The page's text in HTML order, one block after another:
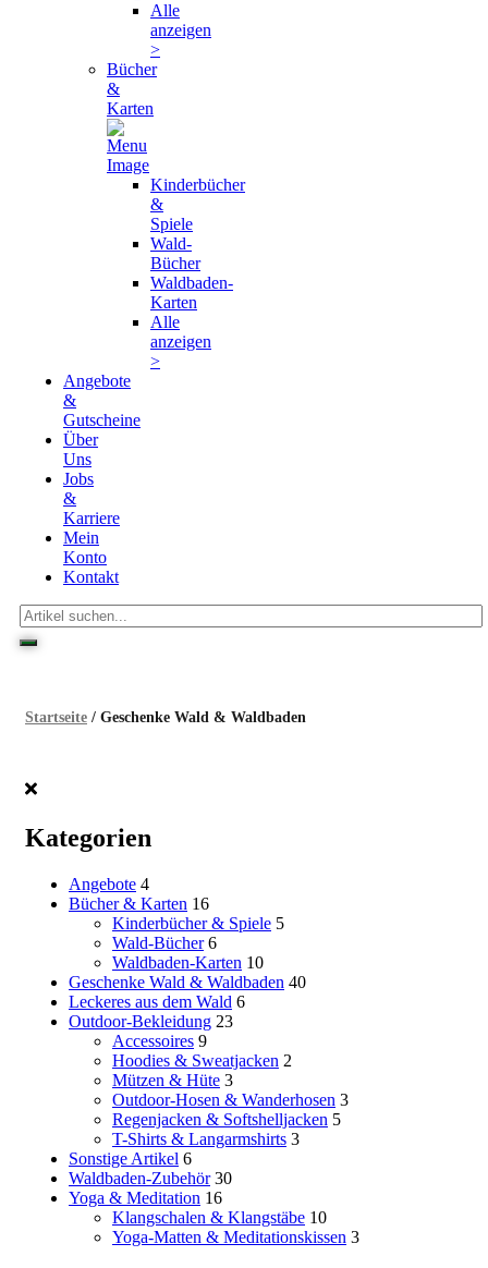
Alle
anzeigen
>
Bücher
&
Karten
Kinderbücher
&
Spiele
Wald-
Bücher
Waldbaden-
Karten
Alle
anzeigen
>
Angebote
&
Gutscheine
Über
Uns
Jobs
&
Karriere
Mein
Konto
Kontakt
Startseite / Geschenke Wald & Waldbaden
Kategorien
Angebote 4
Bücher & Karten 16
Kinderbücher & Spiele 5
Wald-Bücher 6
Waldbaden-Karten 10
Geschenke Wald & Waldbaden 40
Leckeres aus dem Wald 6
Outdoor-Bekleidung 23
Accessoires 9
Hoodies & Sweatjacken 2
Mützen & Hüte 3
Outdoor-Hosen & Wanderhosen 3
Regenjacken & Softshelljacken 5
T-Shirts & Langarmshirts 3
Sonstige Artikel 6
Waldbaden-Zubehör 30
Yoga & Meditation 16
Klangschalen & Klangstäbe 10
Yoga-Matten & Meditationskissen 3